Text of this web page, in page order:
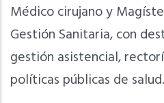
Médico cirujano y
Gestión Sanitaria, con
gestión asistencial,
políticas públicas de salud.